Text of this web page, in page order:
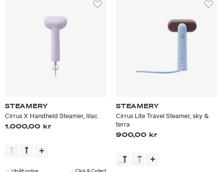
STEAMERY
Cirrus X Handheld Steamer, lilac
1.000,00 kr
STEAMERY
Cirrus Lite Travel Steamer, sky &
terra
900,00 kr